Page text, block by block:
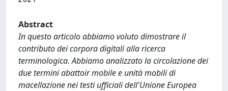
Abstract
In questo articolo abbiamo voluto dimostrare il
contributo dei corpora digitali alla ricerca
terminologica. Abbiamo analizzato la circolazione dei
due termini abattoir mobile e unità mobili di
macellazione nei testi ufficiali dell'Unione Europea